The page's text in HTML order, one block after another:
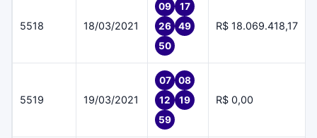
5518 18/03/2021
09
17
26
49
50
R$ 18.069.418,17
5519 19/03/2021
07
08
12
19
59
R$ 0,00